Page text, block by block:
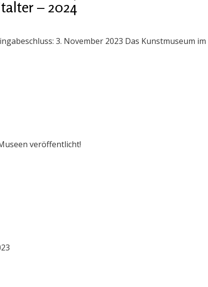
– 2024
3. November 2023 Das Kunstmuseum
veröffentlicht!